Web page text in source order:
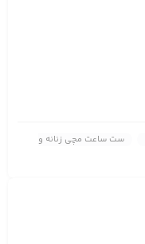
ست ساعت مچی زنانه و